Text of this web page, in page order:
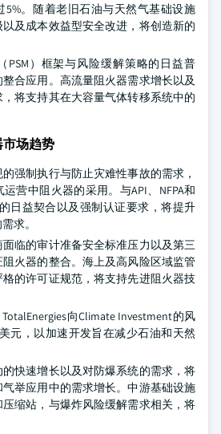
5%。随着老旧石油与天然气基础设施
及成本效益型安全改进，将创造新的
PSM）框架与风险缓解策略的日益普
合应用。高流量阻火器需求增长以及
将支持其在大容量气体转移系统中的
场趋势
强制执行与防止灾难性事故的需求，
营中阻火器的采用。与API、NFPA和
日益契合以及强制认证要求，将提升
求。
临的审计准备安全标准压力以及第三
火器的整合。海上及高风险区域监管
的许可证规范，将支持先进阻火器技
向Climate Investment的风
元，以加速开发旨在减少石油和天然
快速增长以及对防爆系统的需求，将
举应用中的需求增长。中游基础设施
缩站，与爆炸风险缓解需求相关，将